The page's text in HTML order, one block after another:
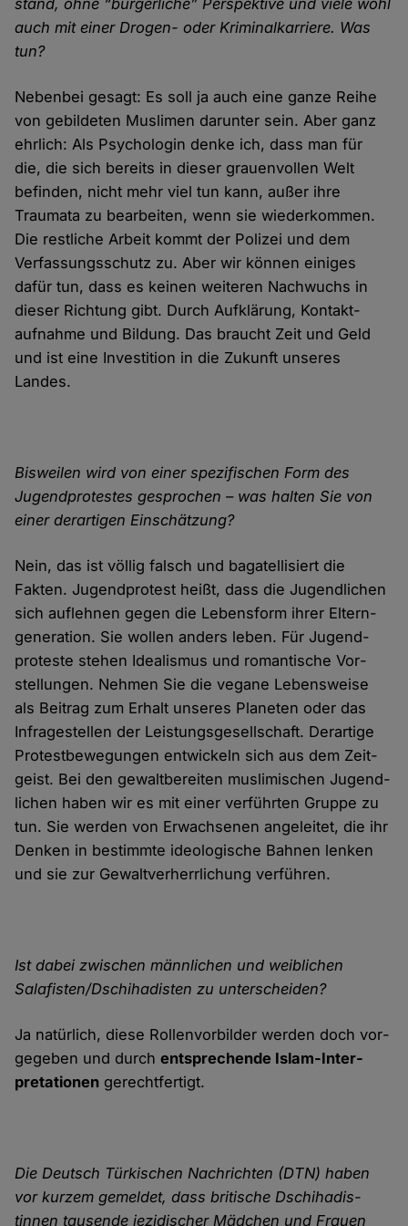
auch mit einer Drogen- oder Kriminal­karriere. Was
tun?
Nebenbei gesagt: Es soll ja auch eine ganze Reihe
von gebildeten Muslimen darunter sein. Aber ganz
ehrlich: Als Psychologin denke ich, dass man für
die, die sich bereits in dieser grauen­vollen Welt
befinden, nicht mehr viel tun kann, außer ihre
Traumata zu bear­beiten, wenn sie wieder­kommen.
Die rest­liche Arbeit kommt der Polizei und dem
Verfassungs­schutz zu. Aber wir können einiges
dafür tun, dass es keinen weiteren Nach­wuchs in
dieser Richtung gibt. Durch Aufklärung, Kontakt­
aufnahme und Bildung. Das braucht Zeit und Geld
und ist eine Investition in die Zukunft unseres
Landes.
Bisweilen wird von einer spezifischen Form des
Jugend­protestes gesprochen – was halten Sie von
einer der­artigen Ein­schätzung?
Nein, das ist völlig falsch und bagatellisiert die
Fakten. Jugend­protest heißt, dass die Jugendlichen
sich auf­lehnen gegen die Lebens­form ihrer Eltern­
generation. Sie wollen anders leben. Für Jugend­
proteste stehen Idealismus und romantische Vor­
stellungen. Nehmen Sie die vegane Lebens­weise
als Beitrag zum Erhalt unseres Planeten oder das
Infrage­stellen der Leistungs­gesell­schaft. Derartige
Protest­bewegungen ent­wickeln sich aus dem Zeit­
geist. Bei den gewalt­bereiten muslimischen Jugend­
lichen haben wir es mit einer verführten Gruppe zu
tun. Sie werden von Erwachsenen ange­leitet, die ihr
Denken in bestimmte ideologische Bahnen lenken
und sie zur Gewalt­verherr­lichung verführen.
Ist dabei zwischen männlichen und weiblichen
Salafisten/Dschihadisten zu unterscheiden?
Ja natürlich, diese Rollen­vor­bilder werden doch vor­
gegeben und durchentsprechende Islam-Inter­
pretationen gerecht­fertigt.
Die Deutsch Türkischen Nachrichten (DTN) haben
vor kurzem gemeldet, dass britische Dschihadis­
tinnen tausende jezidischer Mädchen und Frauen